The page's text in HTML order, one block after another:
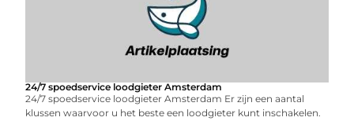
24/7 spoedservice loodgieter Amsterdam
24/7 spoedservice loodgieter Amsterdam Er zijn een aantal
klussen waarvoor u het beste een loodgieter kunt inschakelen.